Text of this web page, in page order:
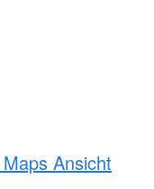
Ansicht